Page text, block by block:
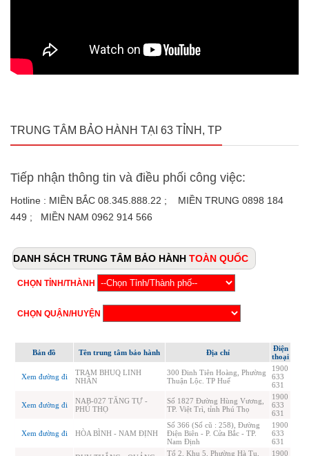
TRUNG TÂM BẢO HÀNH TẠI 63 TỈNH, TP
Tiếp nhận thông tin và điều phối công việc:
Hotline : MIỀN BẮC 08.345.888.22 ; MIỀN TRUNG 0898 184
449 ; MIỀN NAM 0962 914 566